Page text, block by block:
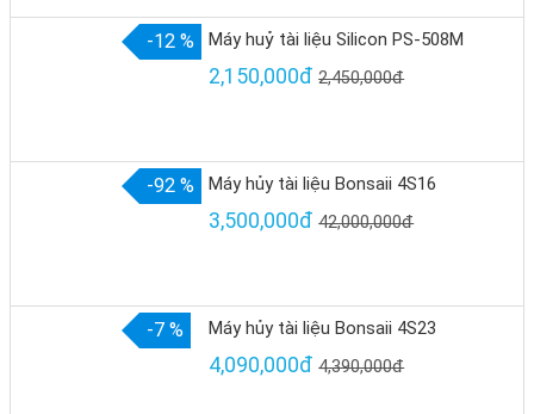
-12 % Máy huỷ tài liệu Silicon PS-508M
2,150,000đ 2,450,000đ
-92 % Máy hủy tài liệu Bonsaii 4S16
3,500,000đ 42,000,000đ
-7 % Máy hủy tài liệu Bonsaii 4S23
4,090,000đ 4,390,000đ